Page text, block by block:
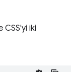
CSS'yi iki